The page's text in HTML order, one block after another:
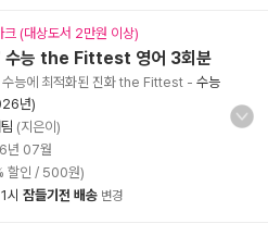
크 (대상도서 2만원 이상)
능 the Fittest 영어 3회분
능에 최적화된 진화 the Fittest - 수능
년)
(지은이)
년 07월
할인 / 500원)
시 잠들기전 배송 변경